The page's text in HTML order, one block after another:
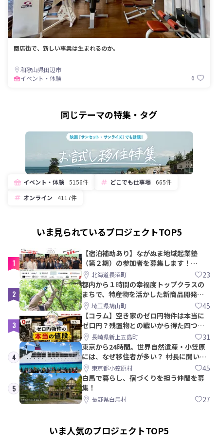
商店街で、新しい事業は生まれるのか。
和歌山県田辺市
イベント・体験
6
同じテーマの特集・タグ
イベント・体験 5156件 どこでも仕事場
665件
オンライン
4117件
いま見られているプロジェクトTOP5
1
【宿泊補助あり】ながぬま地域起業塾
（第２期）の参加者を募集します！
【8/21〆】
北海道長沼町 23
2
都内から１時間の幸福度トップクラスの
まちで、特産物を活かした新商品開発＆
PRメンバー募集！
埼玉県鳩山町 45
3
【コラム】空き家のゼロ円物件は本当に
ゼロ円？残置物との戦いから得た四つの
教訓｜新上五島町
長崎県新上五島町 31
4
東京から24時間。世界自然遺産・小笠原
には、なぜ移住者が多い？ 村長に聞いて
みた東京都小笠原村 45
5
白馬で暮らし、宿づくりを担う仲間を募
集！
長野県白馬村 27
いま人気のプロジェクトTOP5